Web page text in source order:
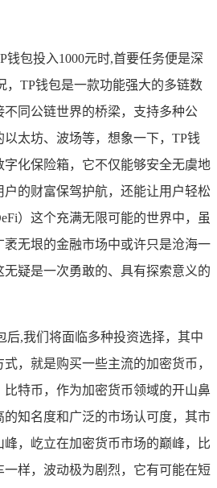
钱包投入1000元时,首要任务便是深
，TP钱包是一款功能强大的多链数
同公链世界的桥梁，支持多种公
太坊、波场等，想象一下，TP钱
化保险箱，它不仅能够安全无虞地
的财富保驾护航，还能让用户轻松
）这个充满无限可能的世界中，虽
袤无垠的金融市场中或许只是沧海一
疑是一次勇敢的、具有探索意义的
后,我们将面临多种投资选择，其中
，就是购买一些主流的加密货币，
比特币，作为加密货币领域的开山鼻
知名度和广泛的市场认可度，其市
，屹立在加密货币市场的巅峰，比
样，波动极为剧烈，它有可能在短